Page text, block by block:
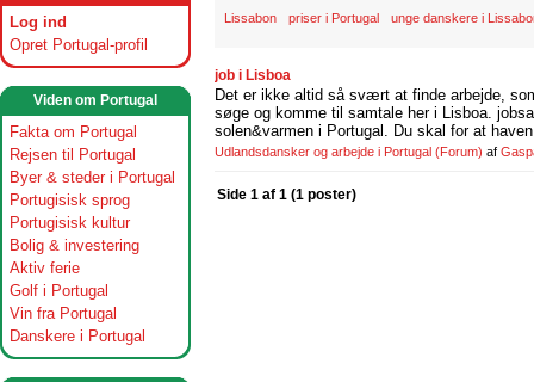
Log ind
Opret Portugal-profil
Viden om Portugal
Fakta om Portugal
Rejsen til Portugal
Byer & steder i Portugal
Portugisisk sprog
Portugisisk kultur
Bolig & investering
Aktiv ferie
Golf i Portugal
Vin fra Portugal
Danskere i Portugal
Lissabon priser i Portugal unge danskere i
job i Lisboa
Det er ikke altid så svært at finde arbejde,
søge og komme til samtale her i Lisboa.
solen&varmen i Portugal. Du skal for at
Udlandsdansker og arbejde i Portugal (Forum) af
Side 1 af 1 (1 poster)